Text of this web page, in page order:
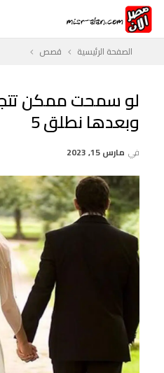
الصفحة الرئيسية قصص
وبعدها نطلق 5
في مارس 15, 2023